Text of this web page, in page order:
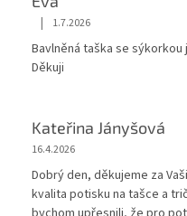
Hodnocení obchodu je 5 z 5
| 1.7.2026
Bavlněná taška se
Děkuji
Kateřina Jányšová
16.4.2026
Dobrý den, děkujeme za
kvalita potisku na tašce a